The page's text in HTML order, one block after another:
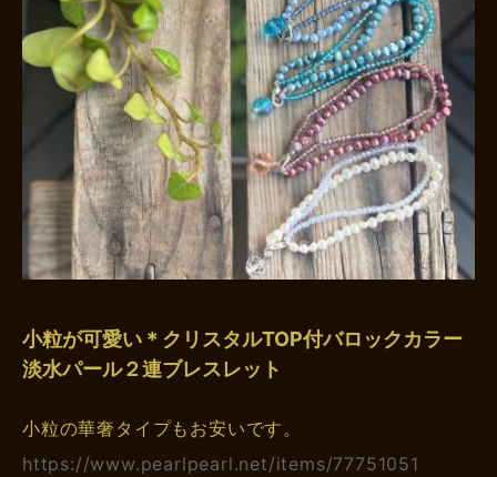
小粒が可愛い＊クリスタルTOP付バロックカラー
淡水パール２連ブレスレット
小粒の華奢タイプもお安いです。
https://www.pearlpearl.net/items/77751051